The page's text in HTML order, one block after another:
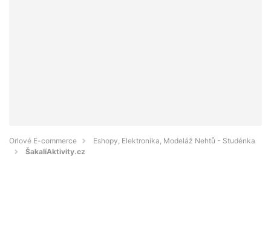
Orlové E-commerce
Eshopy, Elektronika, Modeláž Nehtů - Studénka
ŠakalíAktivity.cz